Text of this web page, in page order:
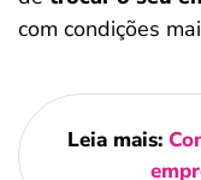
com condições
Leia mais: